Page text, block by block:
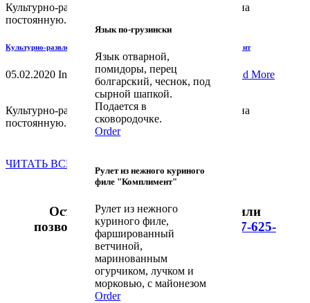
Язык по-грузински
Язык отварной,
помидоры, перец
болгарский, чеснок, под
сырной шапкой.
Подается в
сковородочке.
Order
Рулет из нежного куриного
филе "Комплимент"
Рулет из нежного
куриного филе,
фаршированный
ветчиной,
маринованным
огурчиком, лучком и
морковью, с майонезом
Order
Культурно-развлекательному центру «Империя» на
постоянную...
Культурно-развлекательному центру «Империя» требуется официант
05.02.2020 In Вакансии Новости Объявления Read More
Культурно-развлекательному центру «Империя» на
постоянную...
ЧИТАТЬ ВСЕ НОВОСТИ>>
Остались вопросы?Напишите
или
позвоните нам по телефонам:
8-927-625-
25-15,8(8453)75-04-77